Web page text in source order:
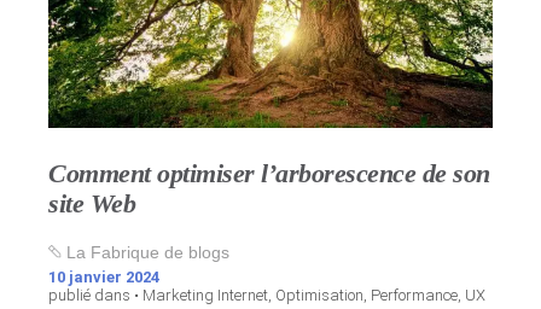
Comment optimiser l’arborescence de son
site Web
La Fabrique de blogs
10 janvier 2024
publié dans • Marketing Internet, Optimisation, Performance, UX